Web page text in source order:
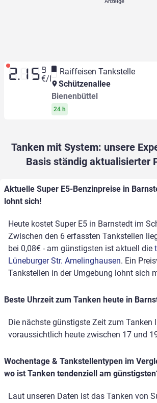
2.15 9
€/l
Raiffeisen Tankstelle
Schützenallee
Bienenbüttel
24 h
Tanken mit System: unsere
Basis ständig aktualisierter
Aktuelle Super E5-Benzinpreise in
lohnt sich!
Heute kostet Super E5 in Barnstedt im
Zwischen den 6 erfassten Tankstellen
bei 0,08€ - am günstigsten ist aktuell die
Lüneburger Str. Amelinghausen. Ein
Tankstellen in der Umgebung lohnt sich
Beste Uhrzeit zum Tanken heute in
Die nächste günstigste Zeit zum Tanken
voraussichtlich heute zwischen 17 und
Wochentage & Tankstellentypen im
wo ist Tanken tendenziell am
Laut unseren Daten ist das Tanken von